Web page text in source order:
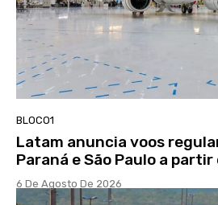
BLOCO1
Latam anuncia voos
Paraná e São Paulo a
6 De Agosto De 2026